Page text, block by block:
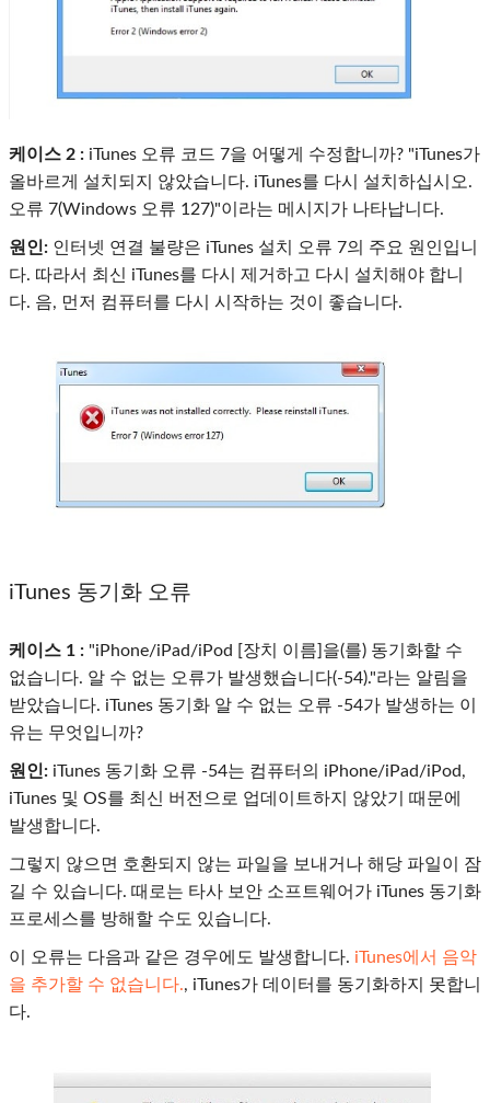
케이스 2 : iTunes 오류 코드 7을 어떻게 수정합니까? "iTunes가
올바르게 설치되지 않았습니다. iTunes를 다시 설치하십시오.
오류 7(Windows 오류 127)"이라는 메시지가 나타납니다.
원인: 인터넷 연결 불량은 iTunes 설치 오류 7의 주요 원인입니
다. 따라서 최신 iTunes를 다시 제거하고 다시 설치해야 합니
다. 음, 먼저 컴퓨터를 다시 시작하는 것이 좋습니다.
iTunes 동기화 오류
케이스 1 : "iPhone/iPad/iPod [장치 이름]을(를) 동기화할 수
없습니다. 알 수 없는 오류가 발생했습니다(-54)."라는 알림을
받았습니다. iTunes 동기화 알 수 없는 오류 -54가 발생하는 이
유는 무엇입니까?
원인: iTunes 동기화 오류 -54는 컴퓨터의 iPhone/iPad/iPod,
iTunes 및 OS를 최신 버전으로 업데이트하지 않았기 때문에
발생합니다.
그렇지 않으면 호환되지 않는 파일을 보내거나 해당 파일이 잠
길 수 있습니다. 때로는 타사 보안 소프트웨어가 iTunes 동기화
프로세스를 방해할 수도 있습니다.
이 오류는 다음과 같은 경우에도 발생합니다. iTunes에서 음악
을 추가할 수 없습니다., iTunes가 데이터를 동기화하지 못합니
다.